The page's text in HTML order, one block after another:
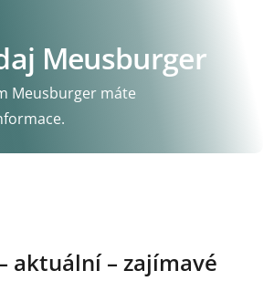
Meusburger
Meusburger máte
aktuální – zajímavé